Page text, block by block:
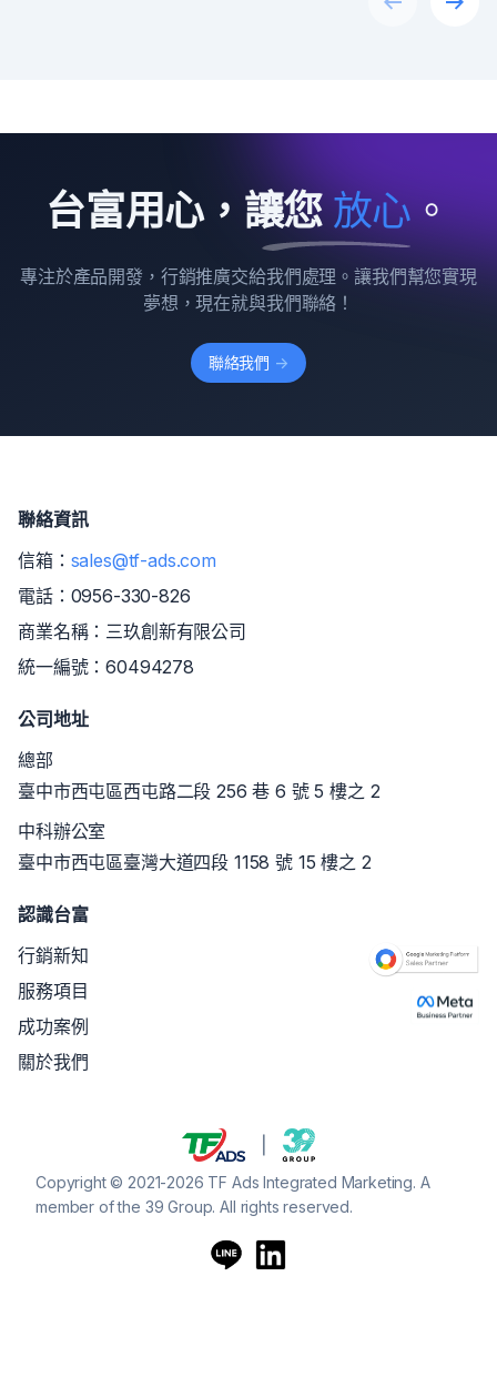
PreviousNext
台富用心，讓您放心。
專注於產品開發，行銷推廣交給我們處理。讓我們幫您實現
夢想，現在就與我們聯絡！
聯絡我們 ->
聯絡資訊
信箱： sales@tf-ads.com
電話： 0956-330-826
商業名稱：三玖創新有限公司
統一編號：60494278
公司地址
總部
臺中市西屯區西屯路二段 256 巷 6 號 5 樓之 2
中科辦公室
臺中市西屯區臺灣大道四段 1158 號 15 樓之 2
認識台富
行銷新知
服務項目
成功案例
關於我們
Copyright © 2021-2026 TF Ads Integrated Marketing. A
member of the 39 Group. All rights reserved.